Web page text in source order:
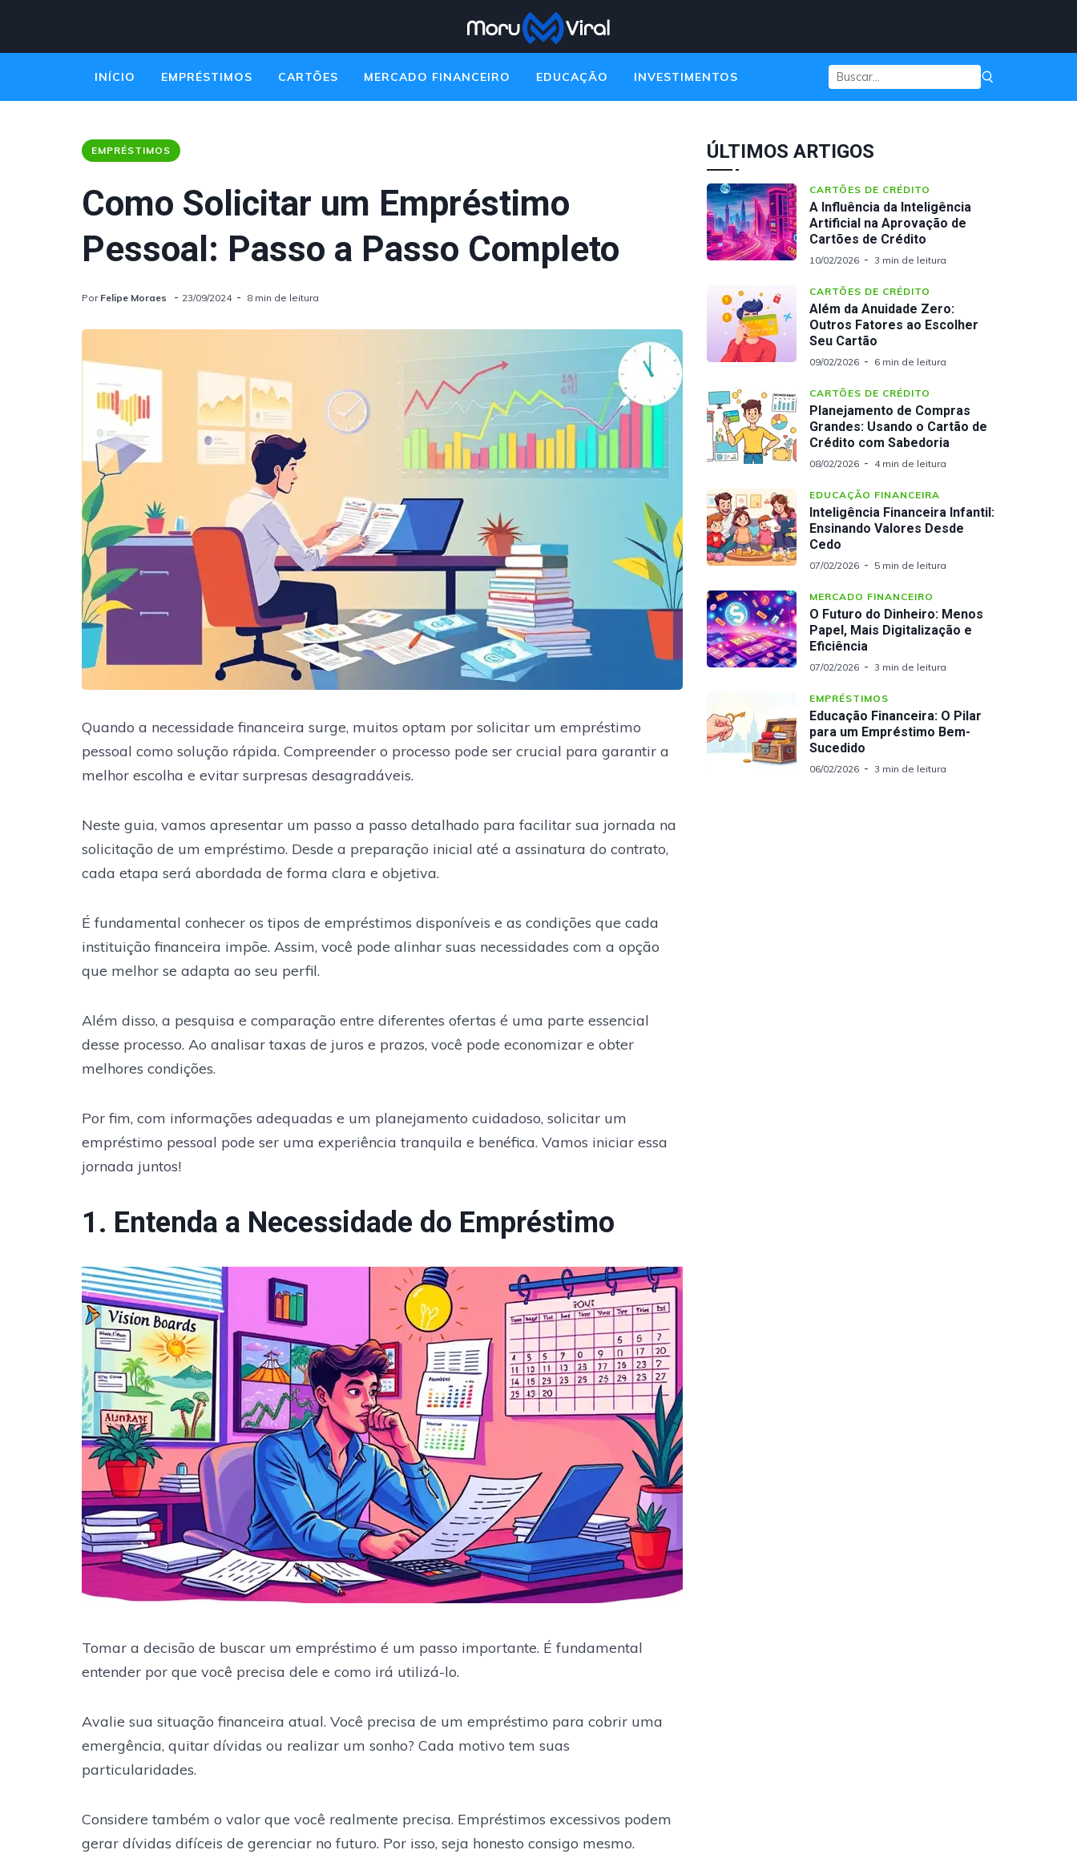
INÍCIO EMPRÉSTIMOS CARTÕES MERCADO FINANCEIRO EDUCAÇÃO INVESTIMENTOS
EMPRÉSTIMOS
Como Solicitar um Empréstimo
Pessoal: Passo a Passo Completo
Por Felipe Moraes 23/09/2024 8 min de leitura
Quando a necessidade financeira surge, muitos optam por solicitar um empréstimo
pessoal como solução rápida. Compreender o processo pode ser crucial para garantir a
melhor escolha e evitar surpresas desagradáveis.
Neste guia, vamos apresentar um passo a passo detalhado para facilitar sua jornada na
solicitação de um empréstimo. Desde a preparação inicial até a assinatura do contrato,
cada etapa será abordada de forma clara e objetiva.
É fundamental conhecer os tipos de empréstimos disponíveis e as condições que cada
instituição financeira impõe. Assim, você pode alinhar suas necessidades com a opção
que melhor se adapta ao seu perfil.
Além disso, a pesquisa e comparação entre diferentes ofertas é uma parte essencial
desse processo. Ao analisar taxas de juros e prazos, você pode economizar e obter
melhores condições.
Por fim, com informações adequadas e um planejamento cuidadoso, solicitar um
empréstimo pessoal pode ser uma experiência tranquila e benéfica. Vamos iniciar essa
jornada juntos!
1. Entenda a Necessidade do Empréstimo
Tomar a decisão de buscar um empréstimo é um passo importante. É fundamental
entender por que você precisa dele e como irá utilizá-lo.
Avalie sua situação financeira atual. Você precisa de um empréstimo para cobrir uma
emergência, quitar dívidas ou realizar um sonho? Cada motivo tem suas
particularidades.
Considere também o valor que você realmente precisa. Empréstimos excessivos podem
gerar dívidas difíceis de gerenciar no futuro. Por isso, seja honesto consigo mesmo.
ÚLTIMOS ARTIGOS
CARTÕES DE CRÉDITO
A Influência da Inteligência
Artificial na Aprovação de
Cartões de Crédito
10/02/2026 3 min de leitura
CARTÕES DE CRÉDITO
Além da Anuidade Zero:
Outros Fatores ao Escolher
Seu Cartão
09/02/2026 6 min de leitura
CARTÕES DE CRÉDITO
Planejamento de Compras
Grandes: Usando o Cartão de
Crédito com Sabedoria
08/02/2026 4 min de leitura
EDUCAÇÃO FINANCEIRA
Inteligência Financeira Infantil:
Ensinando Valores Desde
Cedo
07/02/2026 5 min de leitura
MERCADO FINANCEIRO
O Futuro do Dinheiro: Menos
Papel, Mais Digitalização e
Eficiência
07/02/2026 3 min de leitura
EMPRÉSTIMOS
Educação Financeira: O Pilar
para um Empréstimo Bem-
Sucedido
06/02/2026 3 min de leitura